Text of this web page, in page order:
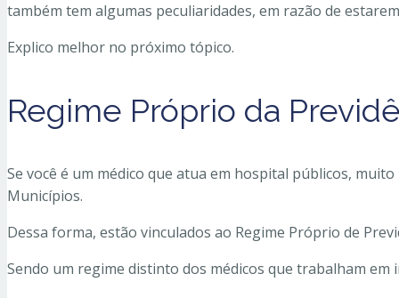
também tem algumas peculiaridades, em razão de
Explico melhor no próximo tópico.
Regime Próprio da
Se você é um médico que atua em hospital públicos,
Municípios.
Dessa forma, estão vinculados ao Regime Próprio de
Sendo um regime distinto dos médicos que trabalham